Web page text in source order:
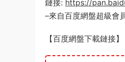
鏈接: https://
–來自百度網盤超級會
【百度網盤下載鏈接】